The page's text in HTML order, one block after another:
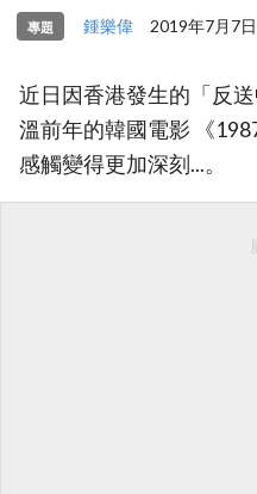
專題 鍾樂偉 2019年7月7
近日因香港發生的「反
溫前年的韓國電影 《
感觸變得更加深刻...。